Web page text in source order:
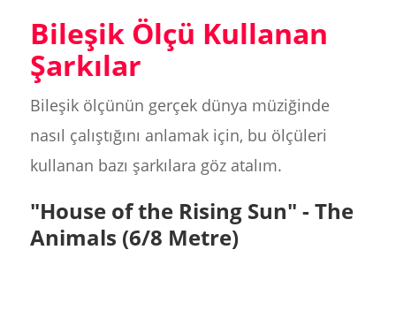
Bileşik Ölçü Kullanan
Şarkılar
Bileşik ölçünün gerçek dünya müziğinde
nasıl çalıştığını anlamak için, bu ölçüleri
kullanan bazı şarkılara göz atalım.
"House of the Rising Sun" - The
Animals (6/8 Metre)